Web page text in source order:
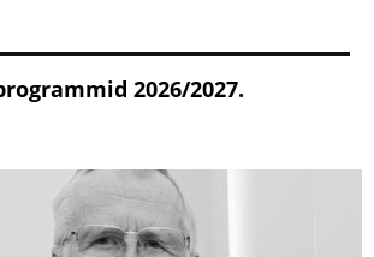
2026/2027.